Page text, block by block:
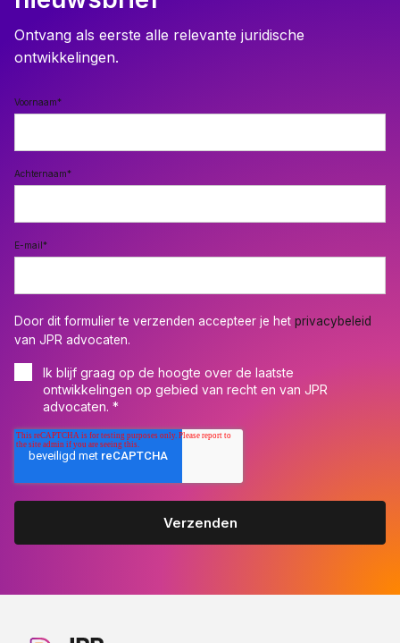
Ontvang als eerste alle relevante juridische
ontwikkelingen.
Voornaam*
Achternaam*
E-mail *
Door dit formulier te verzenden accepteer je het privacybeleid
van JPR advocaten.
Ik blijf graag op de hoogte over de laatste
ontwikkelingen op gebied van recht en van JPR
advocaten. *